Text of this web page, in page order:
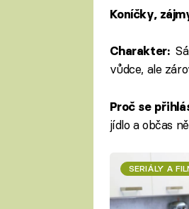
Koníčky,
Charakter:
vůdce, ale
Proč se
jídlo a občas
SERIÁLY A